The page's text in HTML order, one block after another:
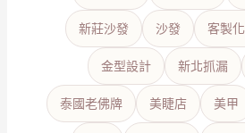
新莊沙發 沙發 客製
金型設計 新北抓漏
泰國老佛牌 美睫店 美甲